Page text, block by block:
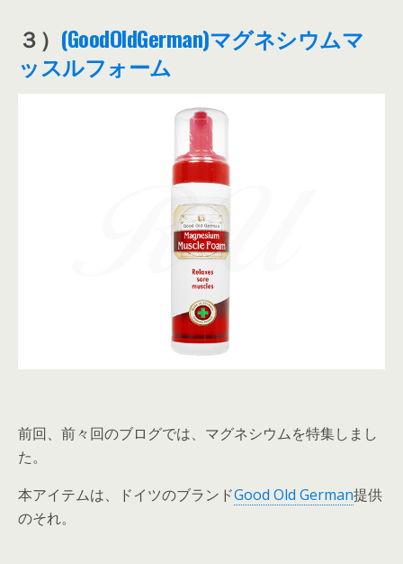
３） (GoodOldGerman)マグネシウムマ
ッスルフォーム
前回、前々回のブログでは、マグネシウムを特集しまし
た。
本アイテムは、ドイツのブランドGood Old German提供
のそれ。